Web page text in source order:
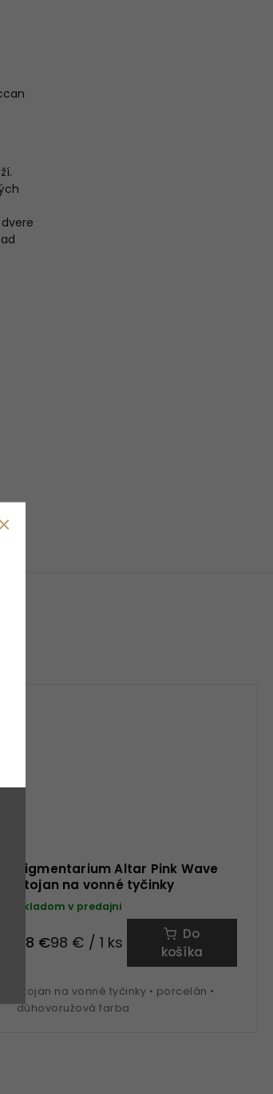
Pigmentarium Altar Pink Wave
stojan na vonné tyčinky
Skladom v predajni
98 €98 € / 1 ks
Do
košíka
Stojan na vonné tyčinky • porcelán •
dúhovoružová farba